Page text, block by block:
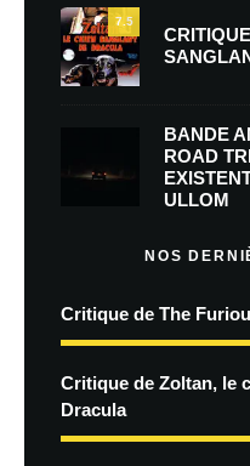
7.5
BANDE
ROAD
ULLOM
NOS
Critique de The
Critique de Zoltan, le
Dracula